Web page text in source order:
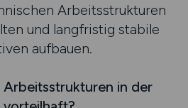
Arbeitsstrukturen
und langfristig stabile
aufbauen.
in der